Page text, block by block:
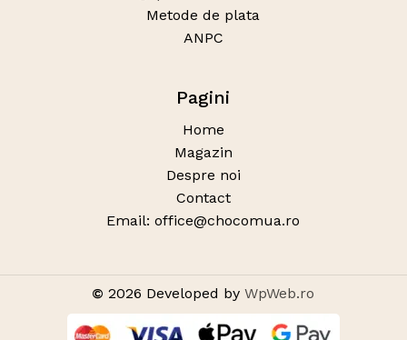
Sub-total: 0lei
Finalizare
Metode de plata
ANPC
Pagini
Home
Magazin
Despre noi
Contact
Email: office@chocomua.ro
©2026 Developed byWpWeb.ro